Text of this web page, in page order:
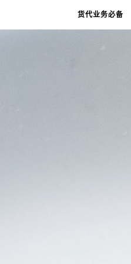
货代业务必备